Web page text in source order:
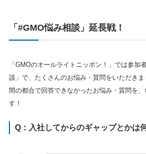
「#GMO悩み相談」延長戦！
「GMOのオールライトニッポン！」では参加
談」で、たくさんのお悩み・質問をいただき
間の都合で回答できなかったお悩み・質問を
す！
Q：入社してからのギャップとかは